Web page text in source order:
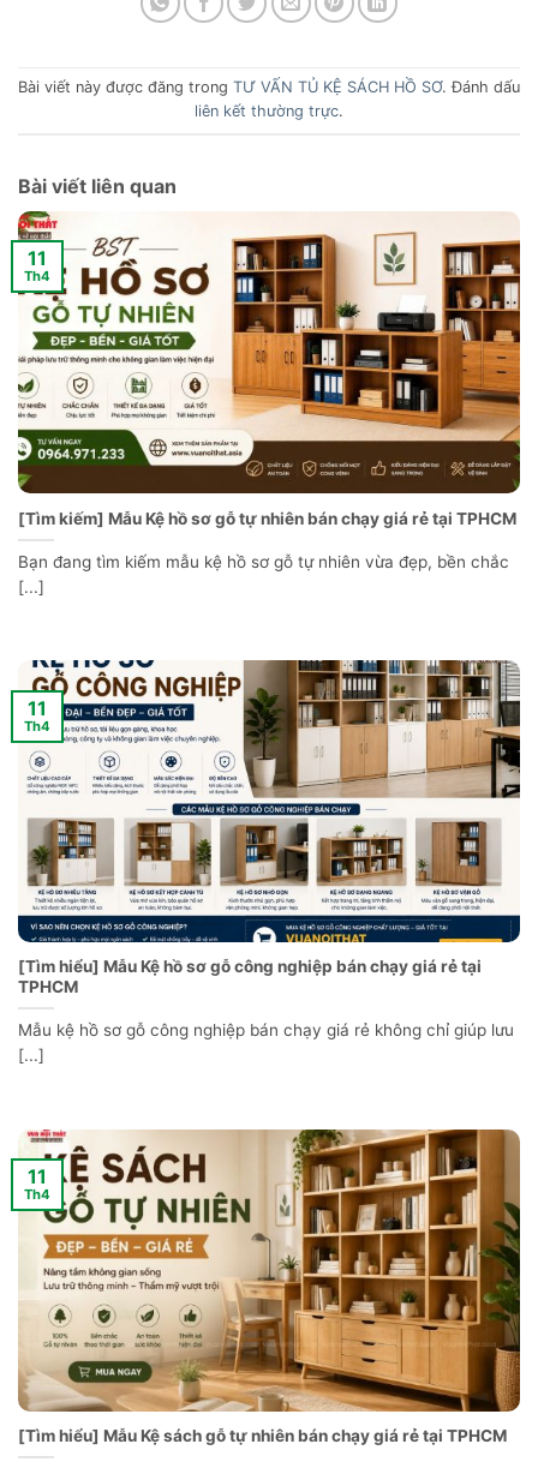
Bài viết này được đăng trong TƯ VẤN TỦ KỆ SÁCH HỒ SƠ. Đánh dấu
liên kết thường trực.
Bài viết liên quan
[Tìm kiếm] Mẫu Kệ hồ sơ gỗ tự nhiên bán chạy giá rẻ tại TPHCM
Bạn đang tìm kiếm mẫu kệ hồ sơ gỗ tự nhiên vừa đẹp, bền chắc
[...]
11
Th4
[Tìm hiểu] Mẫu Kệ hồ sơ gỗ công nghiệp bán chạy giá rẻ tại
TPHCM
Mẫu kệ hồ sơ gỗ công nghiệp bán chạy giá rẻ không chỉ giúp lưu
[...]
11
Th4
[Tìm hiểu] Mẫu Kệ sách gỗ tự nhiên bán chạy giá rẻ tại TPHCM
11
Th4